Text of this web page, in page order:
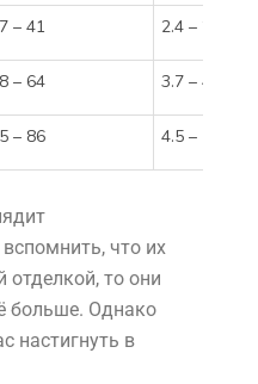
– 41 2.4 – 2.6
– 64 3.7 – 4.1
– 86 4.5 – 5.1
что их
отделкой, то они
больше. Однако
настигнуть в